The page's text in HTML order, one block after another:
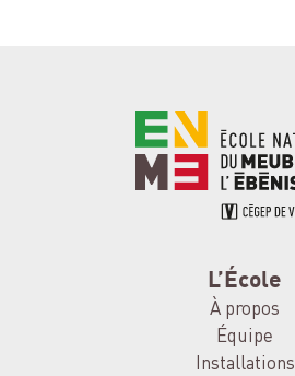
L’École
À propos
Équipe
Installations